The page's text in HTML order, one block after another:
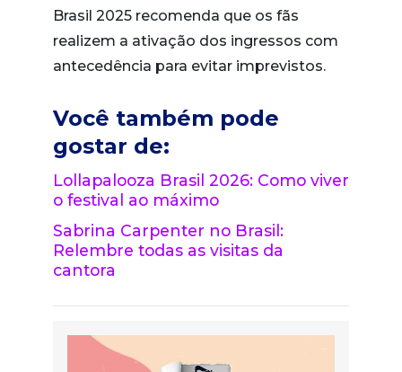
Brasil 2025 recomenda que os fãs
realizem a ativação dos ingressos com
antecedência para evitar imprevistos.
Você também pode
gostar de:
Lollapalooza Brasil 2026: Como viver
o festival ao máximo
Sabrina Carpenter no Brasil:
Relembre todas as visitas da
cantora